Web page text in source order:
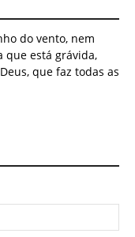
do vento, nem
que está grávida,
que faz todas as